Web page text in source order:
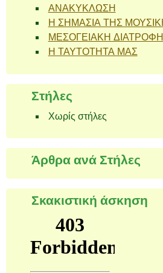
ΑΝΑΚΥΚΛΩΣΗ
Η ΣΗΜΑΣΙΑ ΤΗΣ
ΜΕΣΟΓΕΙΑΚΗ ΔΙΑΤΡΟΦΗ
Η ΤΑΥΤΟΤΗΤΑ ΜΑΣ
Στήλες
Χωρίς στήλες
Άρθρα ανά Στήλες
Σκακιστική άσκηση